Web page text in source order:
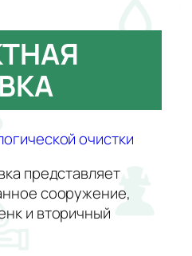
очистки
представляет
сооружение,
и вторичный